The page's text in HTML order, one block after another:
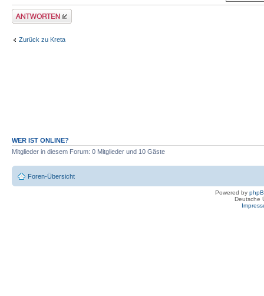
Antwort erstellen
Zurück zu Kreta
WER IST ONLINE?
Mitglieder in diesem Forum: 0 Mitglieder und 10 Gäste
Foren-Übersicht
Powered by
Deutsche